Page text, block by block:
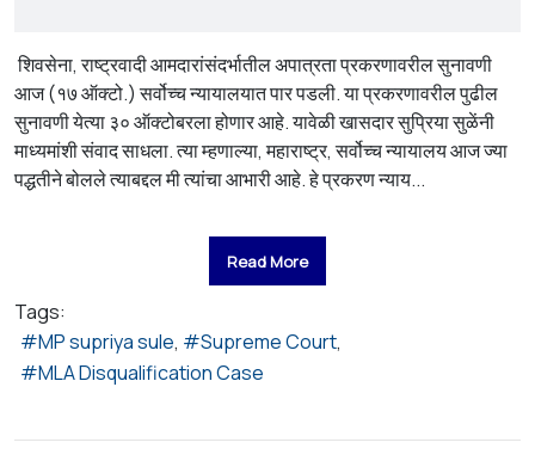
शिवसेना, राष्ट्रवादी आमदारांसंदर्भातील अपात्रता प्रकरणावरील सुनावणी
आज (१७ ऑक्टो.) सर्वोच्च न्यायालयात पार पडली. या प्रकरणावरील पुढील
सुनावणी येत्या ३० ऑक्टोबरला होणार आहे. यावेळी खासदार सुप्रिया सुळेंनी
माध्यमांशी संवाद साधला. त्या म्हणाल्या, महाराष्ट्र, सर्वोच्च न्यायालय आज ज्या
पद्धतीने बोलले त्याबद्दल मी त्यांचा आभारी आहे. हे प्रकरण न्याय...
Read More
Tags:
MP supriya sule
Supreme Court
MLA Disqualification Case